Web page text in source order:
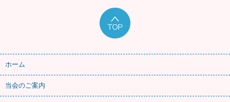
ホーム
当会のご案内